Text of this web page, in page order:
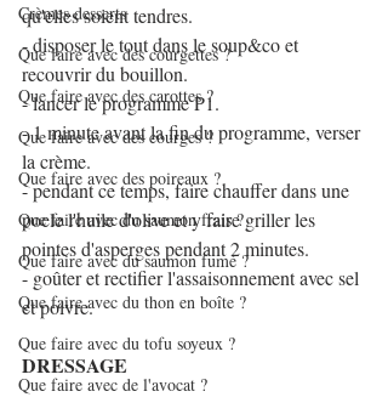
Crèmes desserts
Que faire avec des courgettes ?
Que faire avec des carottes ?
Que faire avec des courges ?
Que faire avec des poireaux ?
Que faire avec du saumon frais ?
Que faire avec du saumon fumé ?
Que faire avec du thon en boîte ?
Que faire avec du tofu soyeux ?
Que faire avec de l'avocat ?
qu'elles soient tendres.
- disposer le tout dans le soup&co et
recouvrir du bouillon.
- lancer le programme P1.
- 1 minute avant la fin du programme, verser
la crème.
- pendant ce temps, faire chauffer dans une
poele l'huile d'olive et y faire griller les
pointes d'asperges pendant 2 minutes.
- goûter et rectifier l'assaisonnement avec sel
et poivre.
DRESSAGE